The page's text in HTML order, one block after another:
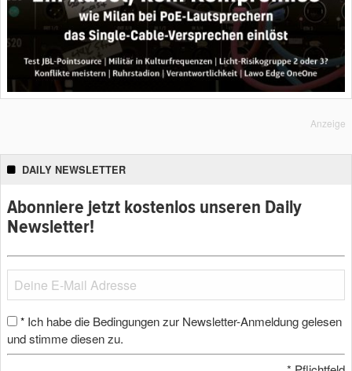
Anzeige
DAILY NEWSLETTER
Abonniere jetzt kostenlos unseren Daily
Newsletter!
* Ich habe die Bedingungen zur Newsletter-Anmeldung gelesen
und stimme diesen zu.